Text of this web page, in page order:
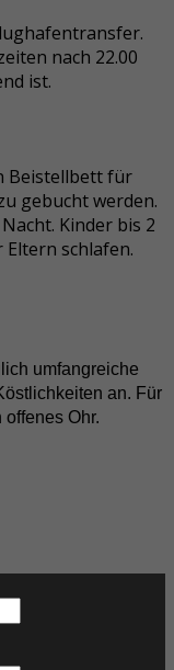
nach 22.00
ist.
Beistellbett für
gebucht werden.
Kinder bis 2
Eltern schlafen.
umfangreiche
an. Für
Ohr.